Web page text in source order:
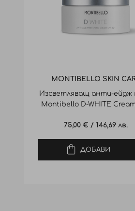
MONTIBELLO SKIN
Изсветляващ анти-ейдж
Montibello D-WHITE Cream
75,00 € / 146,69 лв.
ДОБАВИ